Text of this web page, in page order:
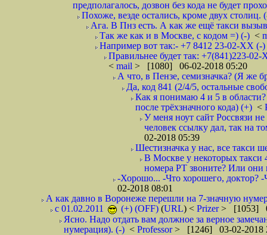
предполагалось, дозвон без кода не будет
Похоже, везде остались, кроме двух
Ага. В Пнз есть. А как же ещё такси
Так же как и в Москве, с кодом =) (-) <
Например вот так:- +7 8412 23-02-ХХ (-
Правильнее будет так: +7(841)223-
< mail > [1080] 06-02-2018 05:20
А что, в Пензе, семизначка? (Я же
Да, код 841 (2/4/5, остальные
Как я понимаю 4 и 5 в
после трёхзначного кода) (+) <
У меня ноут сайт Россвязи
человек ссылку дал, так на
02-2018 05:39
Шестизначка у нас, все такси
В Москве у некоторых такси
номера РТ звоните? Или они
-Хорошо... -Что хорошего, доктор?
02-2018 08:01
А как давно в Воронеже перешли на 7-значную
с 01.02.2011
(+) (OFF) (URL) < Prizer> [1053]
Ясно. Надо отдать вам должное за верное
нумерация). (-) < Professor> [1246] 03-02-2018